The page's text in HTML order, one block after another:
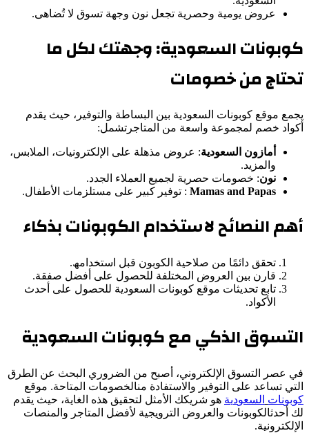
عروض یومیة وحصریة تجعل نون وجھة تسوق لا تُضاھى.
كوبونات السعودیة: وجھتك لكل ما
تحتاج من خصومات
یجمع موقع كوبونات السعودیة بین البساطة والتوفیر، حیث یقدم
أكواد خصم لمجموعة واسعة من المتاجرتشمل:
أمازون السعودیة: عروض مذھلة على الإلكترونیات، الملابس،
والمزید.
نون: خصومات حصریة لجمیع العملاء الجدد.
Mamas and Papas : توفیر كبیر على مستلزمات الأطفال.
أھم النصائح لاستخدام الكوبونات بذكاء
تحقق دائمًا من صلاحیة الكوبون قبل استخدامھ.
قارن بین العروض المختلفة للحصول على أفضل صفقة.
تابع تحدیثات موقع كوبونات السعودیة للحصول على أحدث
الأكواد.
التسوق الذكي مع كوبونات السعودیة
في عصر التسوق الإلكتروني، أصبح من الضروري البحث عن الطرق
التي تساعد على التوفیر والاستفادة منالخصومات المتاحة. موقع
كوبونات لسعودیة ھو شریكك الأمثل لتحقیق ھذه الغایة، حیث یقدم
لك أحدثالكوبونات والعروض الترویجیة لأفضل المتاجر والمنصات
الإلكترونیة.